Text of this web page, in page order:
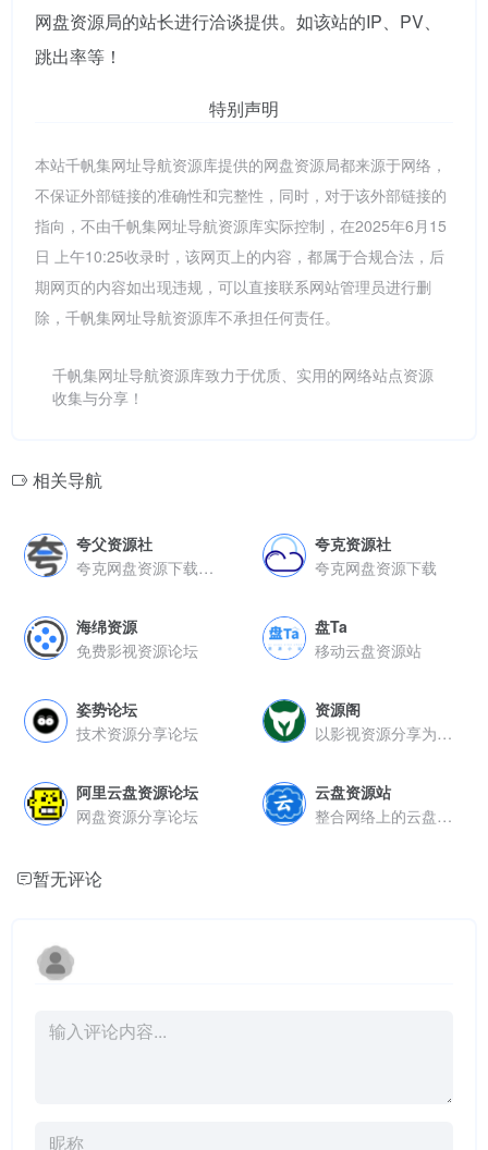
网盘资源局的站长进行洽谈提供。如该站的IP、PV、
跳出率等！
特别声明
本站千帆集网址导航资源库提供的网盘资源局都来源于网络，
不保证外部链接的准确性和完整性，同时，对于该外部链接的
指向，不由千帆集网址导航资源库实际控制，在2025年6月15
日 上午10:25收录时，该网页上的内容，都属于合规合法，后
期网页的内容如出现违规，可以直接联系网站管理员进行删
除，千帆集网址导航资源库不承担任何责任。
千帆集网址导航资源库致力于优质、实用的网络站点资源
收集与分享！
相关导航
夸父资源社
夸克网盘资源下载论坛
夸克资源社
夸克网盘资源下载
海绵资源
免费影视资源论坛
盘Ta
移动云盘资源站
姿势论坛
技术资源分享论坛
资源阁
以影视资源分享为主的网络平台
阿里云盘资源论坛
网盘资源分享论坛
云盘资源站
整合网络上的云盘存储资源
暂无评论